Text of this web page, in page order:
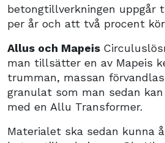
betongtillverkningen uppgår
per år och att två procent
Allus och Mapeis
man tillsätter en av Mapeis
trumman, massan
granulat som man sedan
med en Allu Transformer.
Materialet ska sedan kunna